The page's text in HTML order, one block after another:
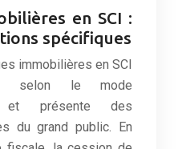
en SCI :
spécifiques
immobilières en SCI
selon le mode
et présente des
du grand public. En